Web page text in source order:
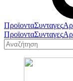
ΠροϊονταΣυνταγες
ΠροϊονταΣυνταγες